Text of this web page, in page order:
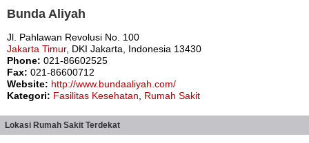
Bunda Aliyah
Jl. Pahlawan Revolusi No. 100
Jakarta Timur, DKI Jakarta, Indonesia 13430
Phone: 021-86602525
Fax: 021-86600712
Website: http://www.bundaaliyah.com/
Kategori: Fasilitas Kesehatan Rumah Sakit
Lokasi Rumah Sakit Terdekat